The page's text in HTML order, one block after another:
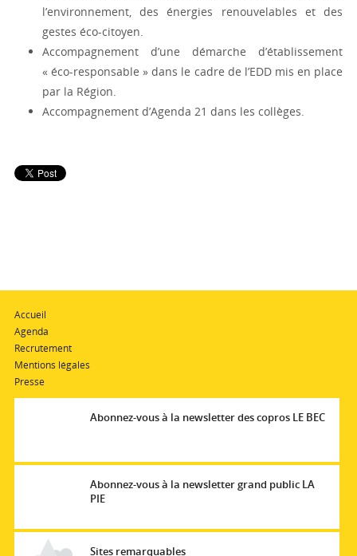
l’environnement, des énergies renouvelables et des
gestes éco-citoyen.
Accompagnement d’une démarche d’établissement
« éco-responsable » dans le cadre de l’EDD mis en place
par la Région.
Accompagnement d’Agenda 21 dans les collèges.
Accueil
Agenda
Recrutement
Mentions légales
Presse
Abonnez-vous à la newsletter des copros LE BEC
Abonnez-vous à la newsletter grand public LA
PIE
Sites remarquables